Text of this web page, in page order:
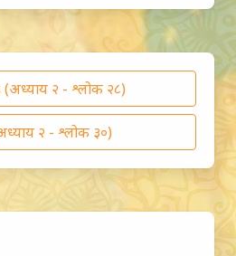
२ - श्लोक २८)
२ - श्लोक ३०)